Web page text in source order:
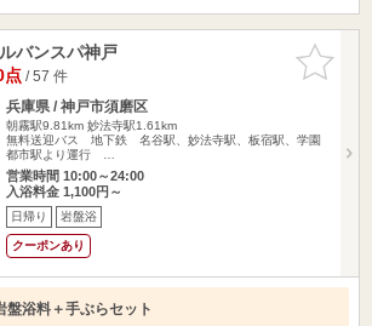
お気に入
りに追加
バンスパ神戸
点/ 57 件
兵庫県 / 神戸市須磨区
朝霧駅9.81km 妙法寺駅1.61km
無料送迎バス 地下鉄 名谷駅、妙法寺駅、板宿駅、学園
都市駅より運行 …
営業時間 10:00～24:00
入浴料金 1,100円～
日帰り 岩盤浴
クーポンあり
盤浴料＋手ぶらセット